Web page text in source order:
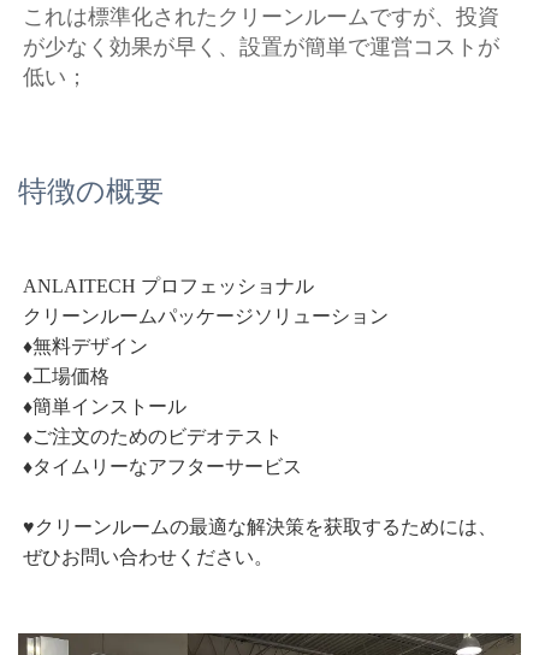
これは標準化されたクリーンルームですが、投資
が少なく効果が早く、設置が簡単で運営コストが
低い；
特徴の概要
ANLAITECH プロフェッショナル
クリーンルームパッケージソリューション
♦無料デザイン
♦工場価格
♦簡単インストール
♦ご注文のためのビデオテスト
♦タイムリーなアフターサービス
♥クリーンルームの最適な解決策を获取するためには、
ぜひお問い合わせください。